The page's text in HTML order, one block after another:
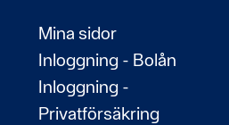
Mina sidor
Inloggning - Bolån
Inloggning -
Privatförsäkring